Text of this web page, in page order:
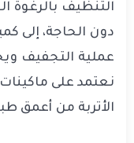
التنظيف بالرغوة
دون الحاجة، إلى
عملية التجفيف
نعتمد على
الأتربة من أعمق